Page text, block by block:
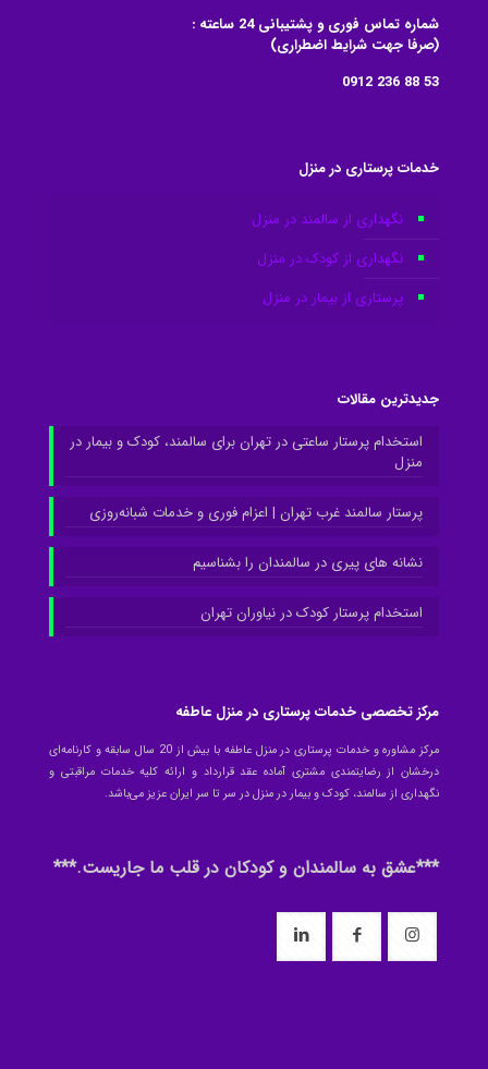
شماره تماس فوری و پشتیبانی 24 ساعته :
(صرفا جهت شرایط اضطراری)
53 88 236 0912
خدمات پرستاری در منزل
نگهداری از سالمند در منزل
نگهداری از کودک در منزل
پرستاری از بیمار در منزل
جدیدترین مقالات
استخدام پرستار ساعتی در تهران برای سالمند، کودک و بیمار در
منزل
پرستار سالمند غرب تهران | اعزام فوری و خدمات شبانه‌روزی
نشانه های پیری در سالمندان را بشناسیم
استخدام پرستار کودک در نیاوران تهران
مرکز تخصصی خدمات پرستاری در منزل عاطفه
مرکز مشاوره و خدمات پرستاری در منزل عاطفه با بیش از 20 سال سابقه و کارنامه‌ای
درخشان از رضایتمندی مشتری آماده عقد قرارداد و ارائه کلیه خدمات مراقبتی و
نگهداری از سالمند، کودک و بیمار در منزل در سر تا سر ایران عزیز می‌باشد.
***عشق به سالمندان و کودکان در قلب ما جاریست.***